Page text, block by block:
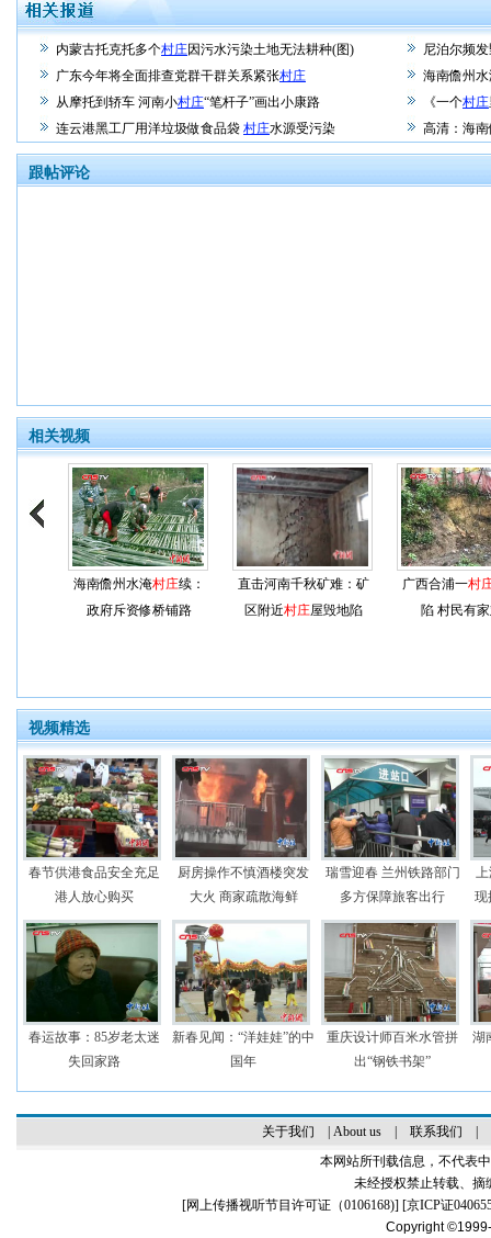
内蒙古托克托多个村庄因污水污染土地无法耕种(图)
尼泊尔频
广东今年将全面排查党群干群关系紧张村庄
海南儋州
从摩托到轿车 河南小村庄“笔杆子”画出小康路 《一个村庄
连云港黑工厂用洋垃圾做食品袋 村庄水源受污染 高清：海
跟帖评论
相关视频
海南儋州水淹村庄续：
政府斥资修桥铺路
直击河南千秋矿难：矿
区附近村庄屋毁地陷
广西合浦一村
陷 村民有
视频精选
春节供港食品安全充足
港人放心购买
厨房操作不慎酒楼突发
大火 商家疏散海鲜
瑞雪迎春 兰州铁路部门
多方保障旅客出行
现
春运故事：85岁老太迷
失回家路
新春见闻：“洋娃娃”的中
国年
重庆设计师百米水管拼
出“钢铁书架”
湖
关于我们 About us| 联系我们
本网站所刊载信息，不代表
未经授权禁止转载、摘
[网上传播视听节目许可证（0106168)] [京ICP证
Copyright